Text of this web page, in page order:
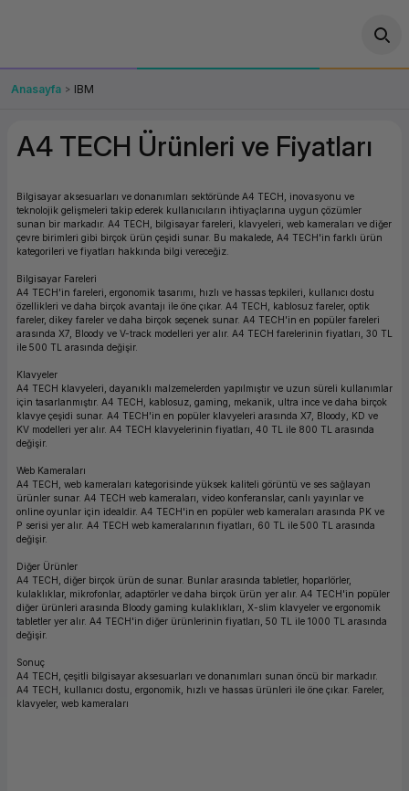
OT/VT Ürünleri
Fiş Yazıcı
Self Servis Ekranı
Para Çekmecesi
Panel PC
(Firewall)
Bileşenleri
Makinesi
Makinesi
Çözümleri
Bağlantı
Yedekleme
Ürünler
Paketi
Anasayfa IBM
A4 TECH Ürünleri ve Fiyatları
Bilgisayar aksesuarları ve donanımları sektöründe A4 TECH, inovasyonu ve
teknolojik gelişmeleri takip ederek kullanıcıların ihtiyaçlarına uygun çözümler
sunan bir markadır. A4 TECH, bilgisayar fareleri, klavyeleri, web kameraları ve diğer
çevre birimleri gibi birçok ürün çeşidi sunar. Bu makalede, A4 TECH'in farklı ürün
kategorileri ve fiyatları hakkında bilgi vereceğiz.
Bilgisayar Fareleri
A4 TECH'in fareleri, ergonomik tasarımı, hızlı ve hassas tepkileri, kullanıcı dostu
özellikleri ve daha birçok avantajı ile öne çıkar. A4 TECH, kablosuz fareler, optik
fareler, dikey fareler ve daha birçok seçenek sunar. A4 TECH'in en popüler fareleri
arasında X7, Bloody ve V-track modelleri yer alır. A4 TECH farelerinin fiyatları, 30 TL
ile 500 TL arasında değişir.
Klavyeler
A4 TECH klavyeleri, dayanıklı malzemelerden yapılmıştır ve uzun süreli kullanımlar
için tasarlanmıştır. A4 TECH, kablosuz, gaming, mekanik, ultra ince ve daha birçok
klavye çeşidi sunar. A4 TECH'in en popüler klavyeleri arasında X7, Bloody, KD ve
KV modelleri yer alır. A4 TECH klavyelerinin fiyatları, 40 TL ile 800 TL arasında
değişir.
Web Kameraları
A4 TECH, web kameraları kategorisinde yüksek kaliteli görüntü ve ses sağlayan
ürünler sunar. A4 TECH web kameraları, video konferanslar, canlı yayınlar ve
online oyunlar için idealdir. A4 TECH'in en popüler web kameraları arasında PK ve
P serisi yer alır. A4 TECH web kameralarının fiyatları, 60 TL ile 500 TL arasında
değişir.
Diğer Ürünler
A4 TECH, diğer birçok ürün de sunar. Bunlar arasında tabletler, hoparlörler,
kulaklıklar, mikrofonlar, adaptörler ve daha birçok ürün yer alır. A4 TECH'in popüler
diğer ürünleri arasında Bloody gaming kulaklıkları, X-slim klavyeler ve ergonomik
tabletler yer alır. A4 TECH'in diğer ürünlerinin fiyatları, 50 TL ile 1000 TL arasında
değişir.
Sonuç
A4 TECH, çeşitli bilgisayar aksesuarları ve donanımları sunan öncü bir markadır.
A4 TECH, kullanıcı dostu, ergonomik, hızlı ve hassas ürünleri ile öne çıkar. Fareler,
klavyeler, web kameraları